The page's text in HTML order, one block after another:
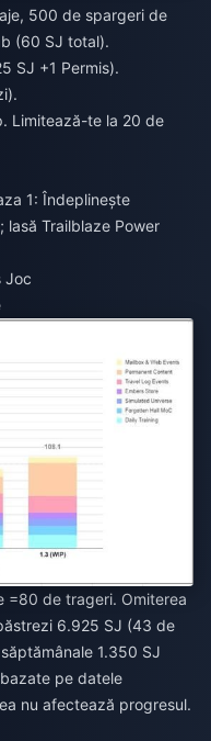
500 de spargeri de
(60 SJ total).
SJ +1 Permis).
Limitează-te la 20 de
1: Îndeplinește
Trailblaze Power
Joc
=80 de trageri. Omiterea
6.925 SJ (43 de
1.350 SJ
pe datele
nu afectează progresul.